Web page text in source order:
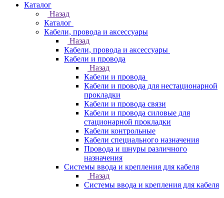
Каталог
Назад
Каталог
Кабели, провода и аксессуары
Назад
Кабели, провода и аксессуары
Кабели и провода
Назад
Кабели и провода
Кабели и провода для нестационарной
прокладки
Кабели и провода связи
Кабели и провода силовые для
стационарной прокладки
Кабели контрольные
Кабели специального назначения
Провода и шнуры различного
назначения
Системы ввода и крепления для кабеля
Назад
Системы ввода и крепления для кабеля